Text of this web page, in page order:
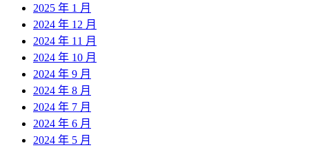
2025 年 1 月
2024 年 12 月
2024 年 11 月
2024 年 10 月
2024 年 9 月
2024 年 8 月
2024 年 7 月
2024 年 6 月
2024 年 5 月